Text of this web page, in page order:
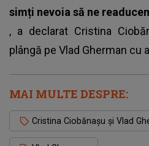
simți nevoia să ne
, a declarat Cristina
plângă pe Vlad Gherman cu
MAI MULTE DESPRE:
Cristina Ciobănașu și Vlad